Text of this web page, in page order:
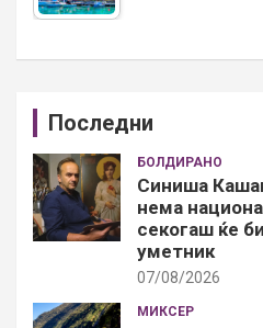
Последни
БОЛДИРАНО
Синиша
нема
секогаш ќе
уметник
07/08/2026
МИКСЕР